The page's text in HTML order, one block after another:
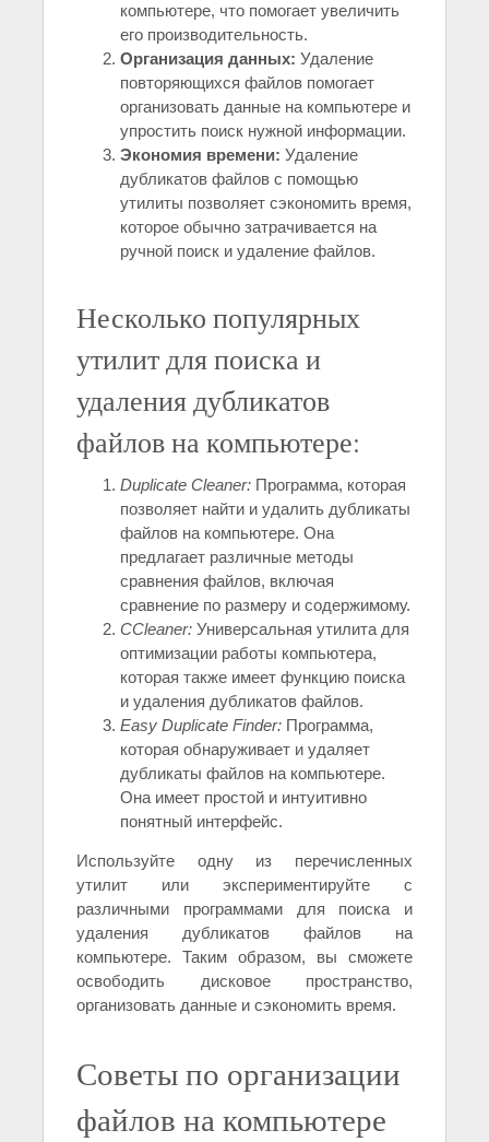
компьютере, что помогает увеличить
его производительность.
Организация данных: Удаление
повторяющихся файлов помогает
организовать данные на компьютере и
упростить поиск нужной информации.
Экономия времени: Удаление
дубликатов файлов с помощью
утилиты позволяет сэкономить время,
которое обычно затрачивается на
ручной поиск и удаление файлов.
Несколько популярных
утилит для поиска и
удаления дубликатов
файлов на компьютере:
Duplicate Cleaner: Программа, которая
позволяет найти и удалить дубликаты
файлов на компьютере. Она
предлагает различные методы
сравнения файлов, включая
сравнение по размеру и содержимому.
CCleaner: Универсальная утилита для
оптимизации работы компьютера,
которая также имеет функцию поиска
и удаления дубликатов файлов.
Easy Duplicate Finder: Программа,
которая обнаруживает и удаляет
дубликаты файлов на компьютере.
Она имеет простой и интуитивно
понятный интерфейс.
Используйте одну из перечисленных
утилит или экспериментируйте с
различными программами для поиска и
удаления дубликатов файлов на
компьютере. Таким образом, вы сможете
освободить дисковое пространство,
организовать данные и сэкономить время.
Советы по организации
файлов на компьютере